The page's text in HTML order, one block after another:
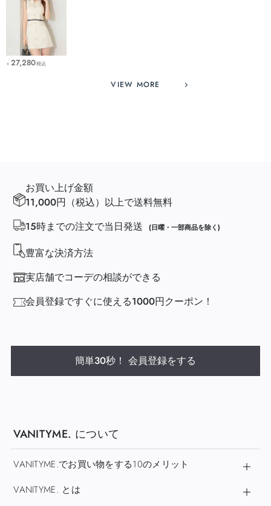
￥ 27,280税込
VIEW MORE
お買い上げ金額
11,000円（税込）以上で送料無料
15時までの注文で当日発送
(日曜・一部商品を除く)
豊富な決済方法
実店舗でコーデの相談ができる
会員登録ですぐに使える1000円クーポン！
簡単30秒！ 会員登録をする
VANITYME. について
VANITYME.でお買い物をする10のメリット
VANITYME. とは